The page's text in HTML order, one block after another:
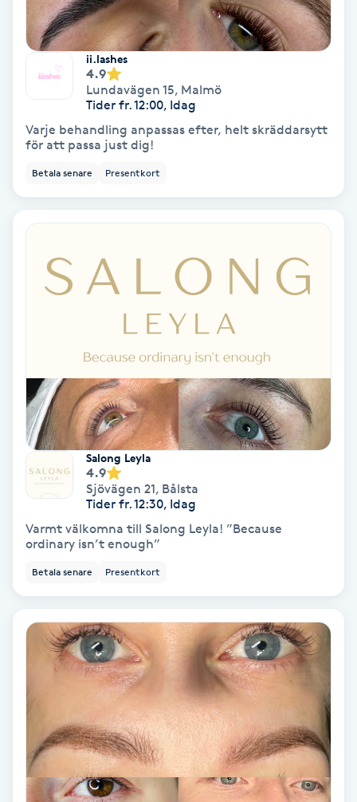
Tuina-massage
Taktil massage
Tandblekning
Tandläkare
Tatueringsborttagning
Toning
Torr hårbotten
Torrborstning
Triggerpunktsmassage
Trådning
Träning
Vaccination
Vampyrbehandling
ii.lashes
4.9
Lundavägen 15, Malmö
Tider fr. 12:00, Idag
Varje behandling anpassas efter, helt skräddarsytt
för att passa just dig!
Betala senare Presentkort
Salong Leyla
4.9
Sjövägen 21, Bålsta
Tider fr. 12:30, Idag
Varmt välkomna till Salong Leyla! ”Because
ordinary isn’t enough”
Betala senare Presentkort